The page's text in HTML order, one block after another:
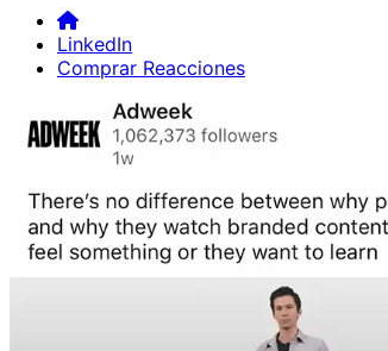
LinkedIn
Comprar Reacciones